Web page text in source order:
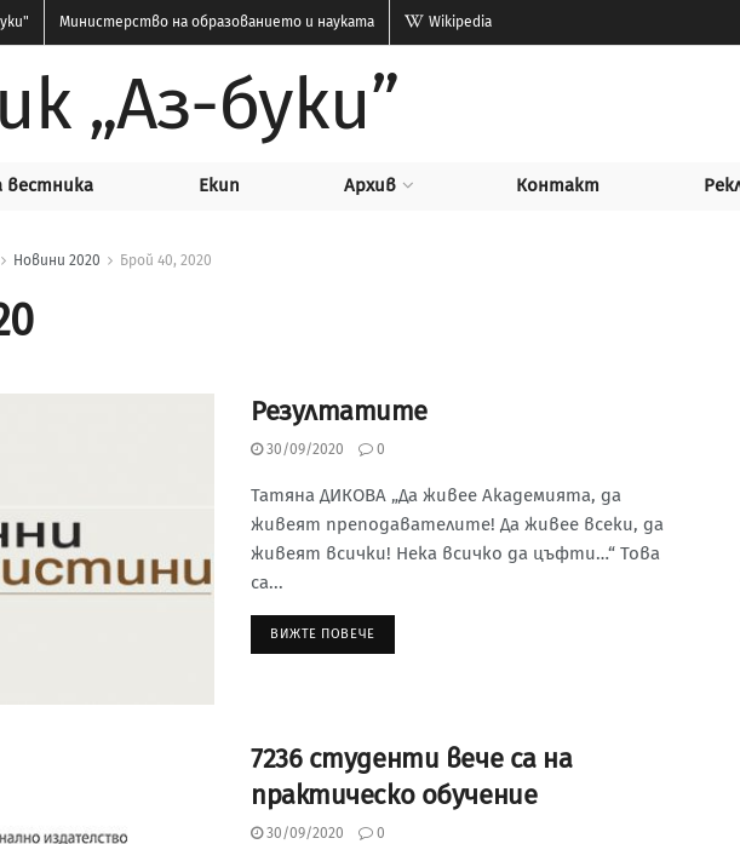
Министерство на образованието и науката Wikipedia
„Аз-буки”
вестника Екип Архив Контакт
Новини 2020 Брой 40, 2020
Резултатите
30/09/2020 0
Татяна ДИКОВА „Да живее Академията, да
живеят преподавателите! Да живее всеки, да
живеят всички! Нека всичко да цъфти…“ Това
са...
ВИЖТЕ ПОВЕЧЕ
7236 студенти вече са на
практическо обучение
30/09/2020 0